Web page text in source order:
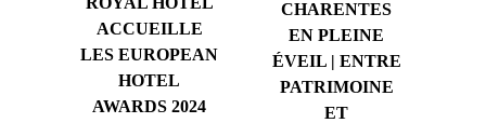
ACCUEILLE
LES EUROPEAN
HOTEL
AWARDS 2024
CHARENTES
EN PLEINE
ÉVEIL | ENTRE
PATRIMOINE
ET